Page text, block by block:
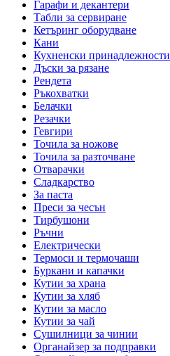
Гарафи и декантери
Табли за сервиране
Кетъринг оборудване
Кани
Кухненски принадлежности
Дъски за рязане
Рендета
Ръкохватки
Белачки
Резачки
Гевгири
Точила за ножове
Точила за разточване
Отварачки
Сладкарство
За паста
Преси за чесън
Тирбушони
Ръчни
Електрически
Термоси и термочаши
Буркани и капачки
Кутии за храна
Кутии за хляб
Кутии за масло
Кутии за чай
Сушилници за чинии
Органайзер за подправки